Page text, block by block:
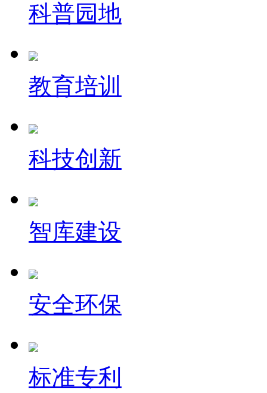
科普园地
教育培训
科技创新
智库建设
安全环保
标准专利